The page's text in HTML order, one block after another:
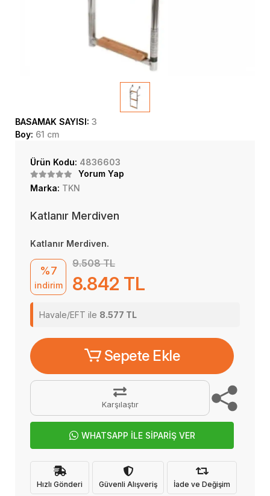
BASAMAK SAYISI: 3
Boy: 61 cm
Ürün Kodu: 4836603
Yorum Yap
Marka: TKN
Katlanır Merdiven
Katlanır Merdiven.
%7
indirim
9.508 TL
8.842 TL
Havale/EFT ile 8.577 TL
Sepete Ekle
Karşılaştır
WHATSAPP İLE SİPARİŞ VER
Hızlı Gönderi Güvenli Alışveriş İade ve Değişim